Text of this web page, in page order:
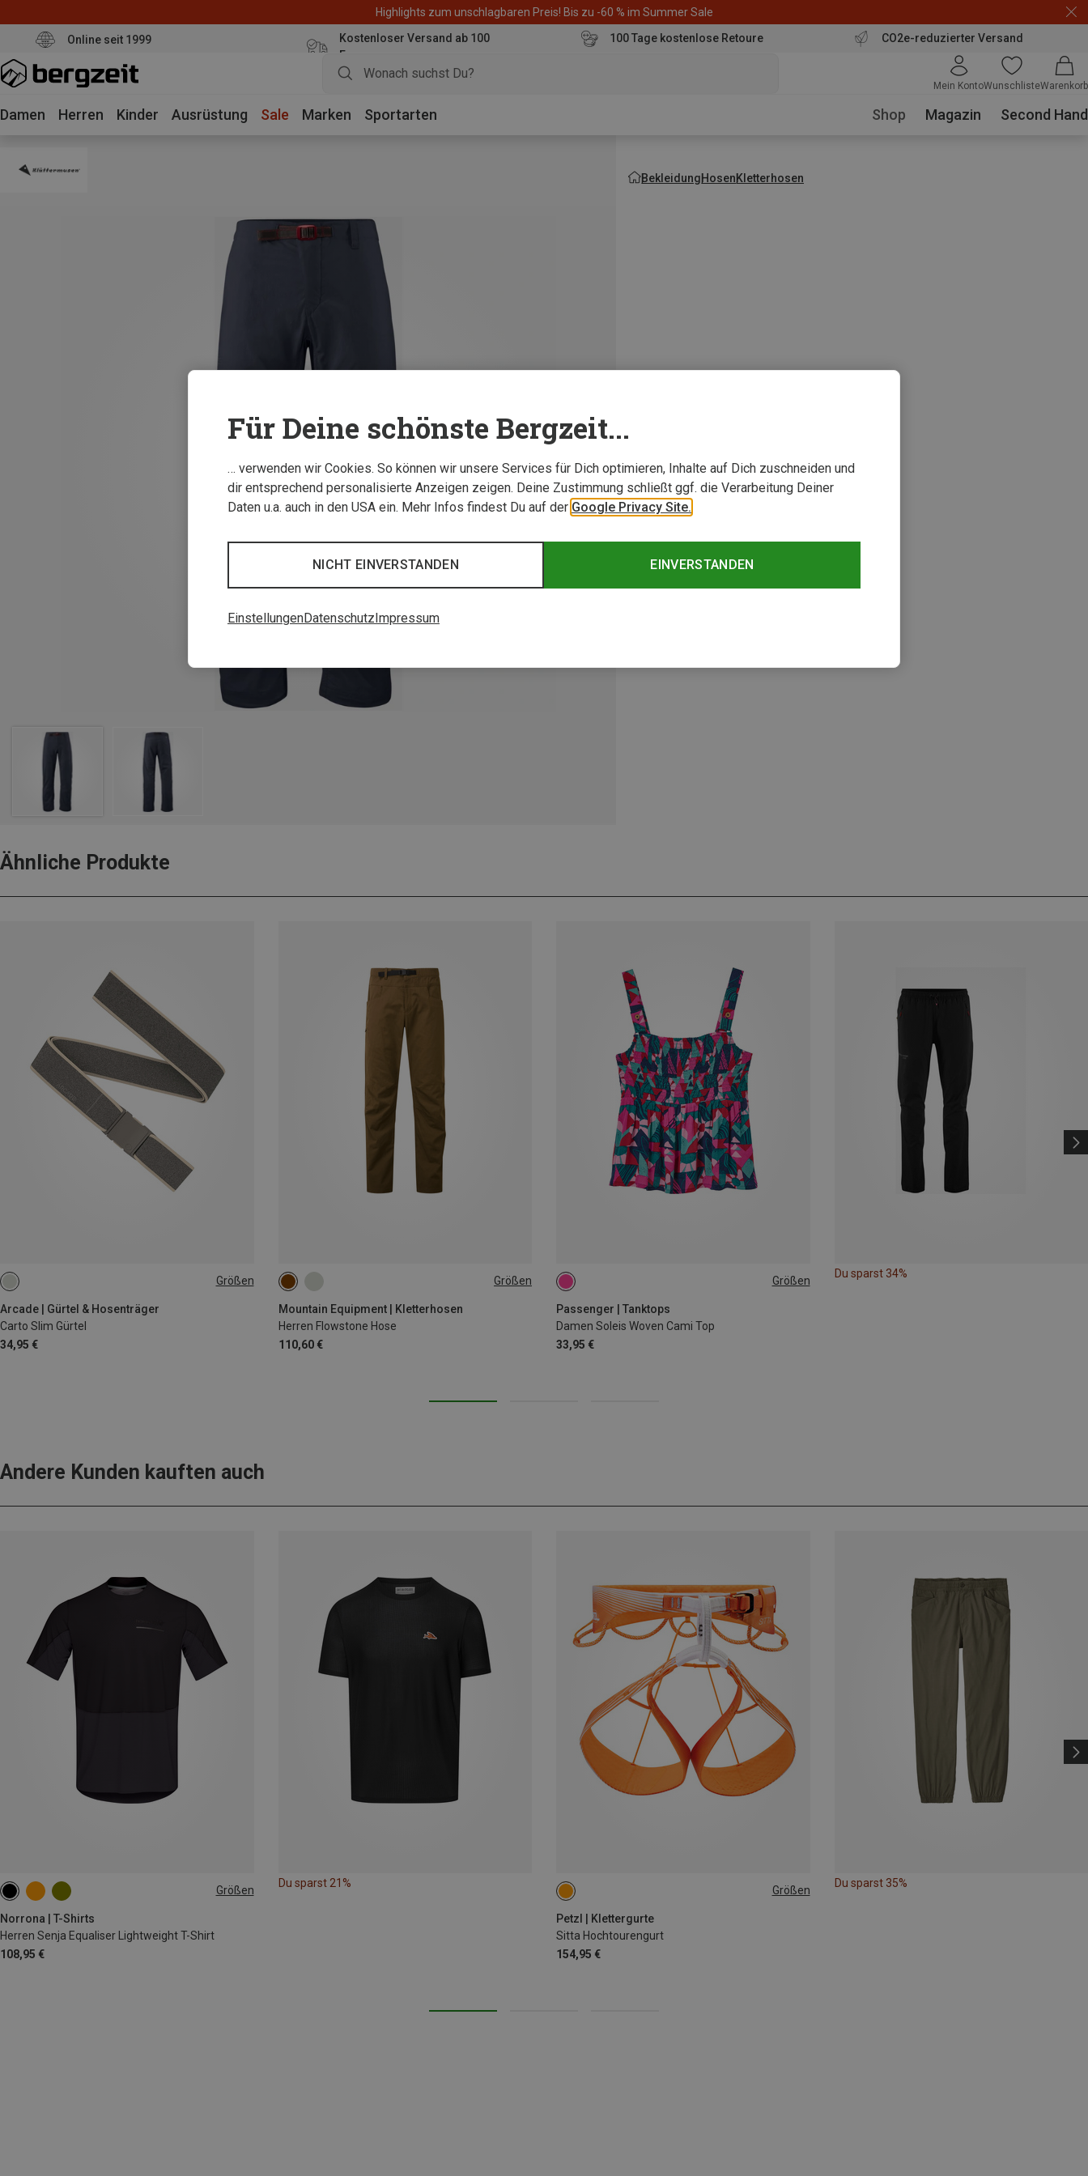
Highlights zum unschlagbaren Preis! Bis zu -60 % im Summer Sale
Online seit 1999
Kostenloser Versand ab 100
Euro
100 Tage kostenlose Retoure CO2e-reduzierter Versand
Mein KontoWunschlisteWarenkorb
Damen Herren Kinder Ausrüstung Sale Marken Sportarten Shop Magazin Second Hand
BekleidungHosenKletterhosen
Ähnliche Produkte
Größen
Arcade | Gürtel & Hosenträger
Carto Slim Gürtel
34,95 €
ONE SIZE Größen
Mountain Equipment | Kletterhosen
Herren Flowstone Hose
110,60 €
M L Größen
Passenger | Tanktops
Damen Soleis Woven Cami Top
33,95 €
XS
Du sparst 34%
Andere Kunden kauften auch
Größen
Norrona | T-Shirts
Herren Senja Equaliser Lightweight T-Shirt
108,95 €
S M L
Du sparst 21%
Größen
Petzl | Klettergurte
Sitta Hochtourengurt
154,95 €
65-71CM 84-92CM
Du sparst 35%
Für Deine schönste Bergzeit...
… verwenden wir Cookies. So können wir unsere Services für Dich optimieren, Inhalte auf Dich zuschneiden und
dir entsprechend personalisierte Anzeigen zeigen. Deine Zustimmung schließt ggf. die Verarbeitung Deiner
Daten u.a. auch in den USA ein. Mehr Infos findest Du auf der Google Privacy Site.
EINVERSTANDEN
NICHT EINVERSTANDEN
EinstellungenDatenschutz Impressum